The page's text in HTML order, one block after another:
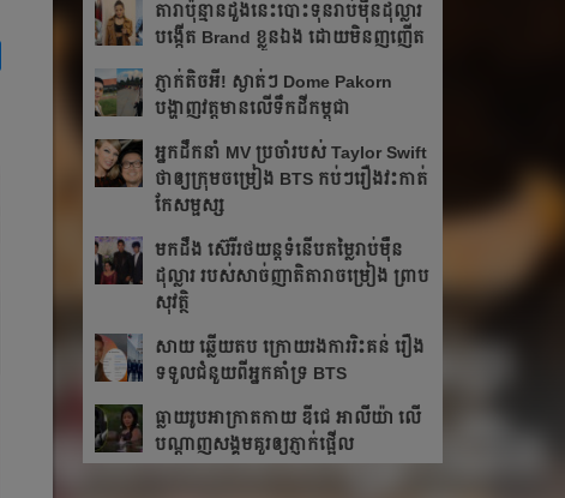
តារា​ប៉ុន្មានដួងនេះបោះ​ទុន​រាប់​ម៉ឺន​ដុល្លារ
បង្កើត Brand ខ្លួន​ឯង ដោយមិនញញើត
ភ្ញាក់តិចអី!​ ស្ងាត់ៗ Dome Pakorn
បង្ហាញវត្តមាន​លើទឹកដីកម្ពុជា
អ្នក​ដឹក​នាំ​ MV ប្រចាំ​របស់​ Taylor Swift
ថា​ឲ្យ​ក្រុម​ចម្រៀង BTS កប់ៗ​រឿង​វះកាត់​
កែ​សម្ផស្ស
​មក​ដឹង​ ស៊េរីរថយន្ត​ទំនើប​តម្លៃ​រាប់​ម៉ឺន​
ដុល្លារ របស់​សាច់​ញាតិ​តារាចម្រៀង ​​ព្រាប
សុវត្ថិ
សាយ ឆ្លើយតប​ ក្រោយរង​ការ​រិះគន់ រឿង​
ទទួលជំនួយពីអ្នកគាំទ្រ BTS
ធ្លាយ​រូប​អាក្រាត​កាយ ឌីជេ អាលីយ៉ា លើ​
បណ្ដាញ​សង្គម​គួរ​ឲ្យ​ភ្ញាក់​ផ្អើល